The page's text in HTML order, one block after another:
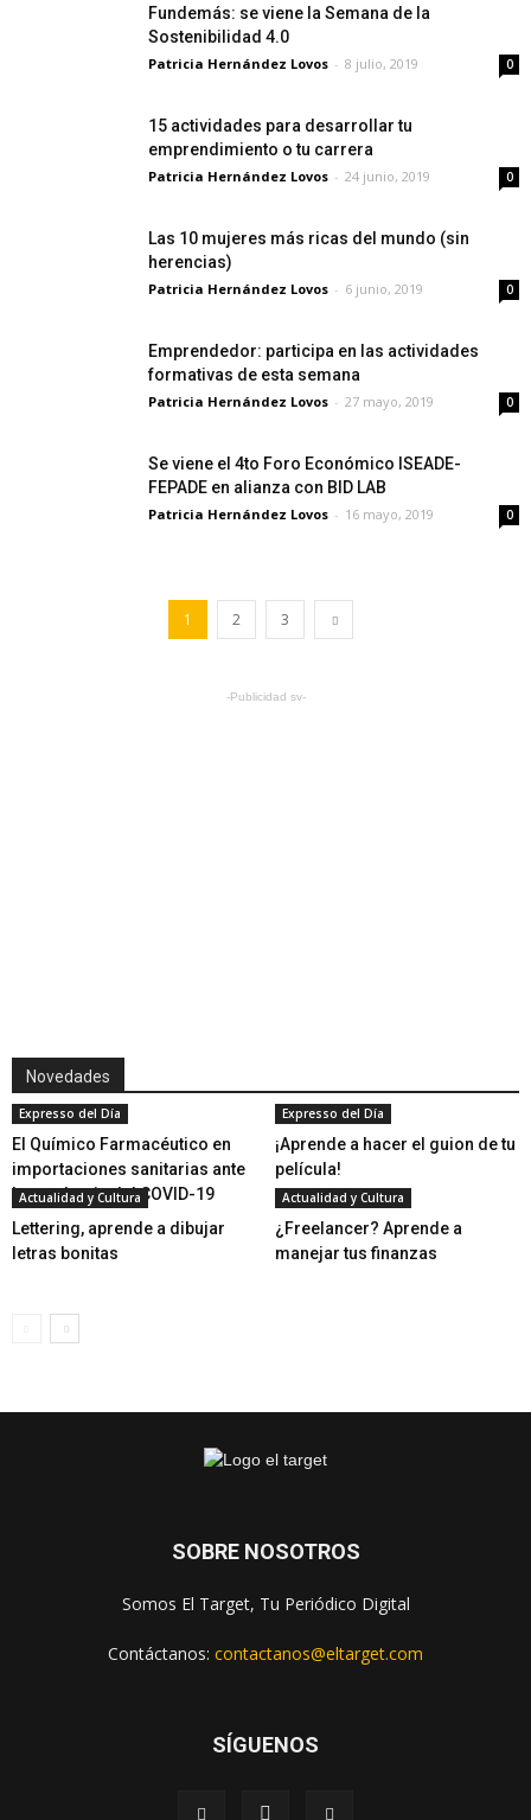
Fundemás: se viene la Semana de la
Sostenibilidad 4.0
Patricia Hernández Lovos - 8 julio, 2019 0
15 actividades para desarrollar tu
emprendimiento o tu carrera
Patricia Hernández Lovos - 24 junio, 2019 0
Las 10 mujeres más ricas del mundo (sin
herencias)
Patricia Hernández Lovos - 6 junio, 2019 0
Emprendedor: participa en las actividades
formativas de esta semana
Patricia Hernández Lovos - 27 mayo, 2019 0
Se viene el 4to Foro Económico ISEADE-
FEPADE en alianza con BID LAB
Patricia Hernández Lovos - 16 mayo, 2019 0
1 2 3
-Publicidad sv-
Novedades
Expresso del Día
El Químico Farmacéutico en
importaciones sanitarias ante
la pandemia del COVID-19
Expresso del Día
¡Aprende a hacer el guion de tu
película!
Actualidad y Cultura
Lettering, aprende a dibujar
letras bonitas
Actualidad y Cultura
¿Freelancer? Aprende a
manejar tus finanzas
SOBRE NOSOTROS
Somos El Target, Tu Periódico Digital
Contáctanos: contactanos@eltarget.com
SÍGUENOS